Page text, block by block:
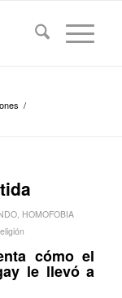
/
, HOMOFOBIA
cómo el
le llevó a